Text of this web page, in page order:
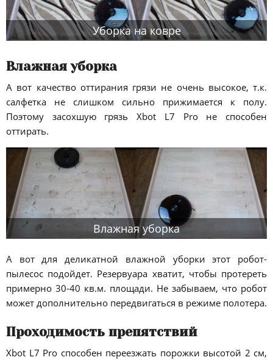
Уборка на ковре
Влажная уборка
А вот качество оттирания грязи не очень высокое, т.к.
салфетка не слишком сильно прижимается к полу.
Поэтому засохшую грязь Xbot L7 Pro не способен
оттирать.
Влажная уборка
А вот для деликатной влажной уборки этот робот-
пылесос подойдет. Резервуара хватит, чтобы протереть
примерно 30-40 кв.м. площади. Не забываем, что робот
может дополнительно передвигаться в режиме полотера.
Проходимость препятствий
Xbot L7 Pro способен переезжать порожки высотой 2 см,